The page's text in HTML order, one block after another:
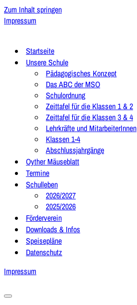
Zum Inhalt springen
Impressum
Startseite
Unsere Schule
Pädagogisches Konzept
Das ABC der MSO
Schulordnung
Zeittafel für die Klassen 1 & 2
Zeittafel für die Klassen 3 & 4
Lehrkräfte und MitarbeiterInnen
Klassen 1-4
Abschlussjahrgänge
Oyther Mäuseblatt
Termine
Schulleben
2026/2027
2025/2026
Förderverein
Downloads & Infos
Speisepläne
Datenschutz
Impressum
Navigationsmenü